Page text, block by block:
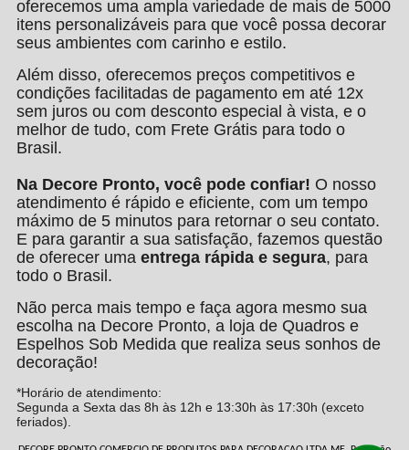
oferecemos uma ampla variedade de mais de 5000
itens personalizáveis para que você possa decorar
seus ambientes com carinho e estilo.
Além disso, oferecemos preços competitivos e
condições facilitadas de pagamento em até 12x
sem juros ou com desconto especial à vista, e o
melhor de tudo, com Frete Grátis para todo o
Brasil.
Na Decore Pronto, você pode confiar! O nosso
atendimento é rápido e eficiente, com um tempo
máximo de 5 minutos para retornar o seu contato.
E para garantir a sua satisfação, fazemos questão
de oferecer uma entrega rápida e segura, para
todo o Brasil.
Não perca mais tempo e faça agora mesmo sua
escolha na Decore Pronto, a loja de Quadros e
Espelhos Sob Medida que realiza seus sonhos de
decoração!
*Horário de atendimento:
Segunda a Sexta das 8h às 12h e 13:30h às 17:30h (exceto
feriados).